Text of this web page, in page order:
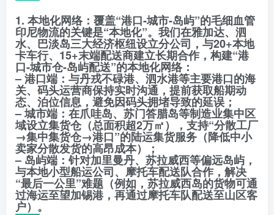
1. 本地化网络：覆盖“港口-城市-岛屿”的毛细血管
印尼物流的关键是“本地化”。我们在雅加达、泗
水、巴淡岛三大经济枢纽设立分公司，与20+本地
卡车行、15+末端配送商建立长期合作，构建“港
口-城市仓-岛屿配送”的本地化网络：
– 港口端：与丹戎不碌港、泗水港等主要港口的海
关、码头运营商保持实时沟通，提前获取船期动
态、泊位信息，避免因码头拥堵导致的延误；
– 城市端：在爪哇岛、苏门答腊岛等制造业集中区
域设立集货仓（总面积超2万㎡），支持“分散工厂
→集中集货仓→港口”的陆运集货服务（降低中小
卖家分散发货的高昂成本）；
– 岛屿端：针对加里曼丹、苏拉威西等偏远岛屿，
与本地小型船运公司、摩托车配送队合作，解决
“最后一公里”难题（例如，苏拉威西岛的货物可通
过海运至望加锡港，再通过摩托车队配送至山区客
户）。